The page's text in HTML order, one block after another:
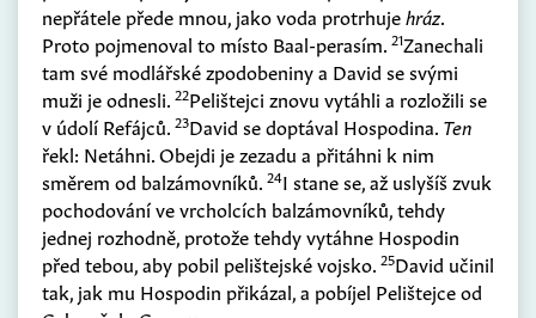
nepřátele přede mnou, jako voda protrhujehráz.
Proto pojmenoval to místo Baal-perasím. 21Zanechali
tam své modlářské zpodobeniny a David se svými
muži je odnesli. 22Pelištejci znovu vytáhli a rozložili se
v údolí Refájců. 23David se doptával Hospodina. Ten
řekl: Netáhni. Obejdi je zezadu a přitáhni k nim
směrem od balzámovníků. 24I stane se, až uslyšíš zvuk
pochodování ve vrcholcích balzámovníků, tehdy
jednej rozhodně, protože tehdy vytáhne Hospodin
před tebou, aby pobil pelištejské vojsko. 25David učinil
tak, jak mu Hospodin přikázal, a pobíjel Pelištejce od